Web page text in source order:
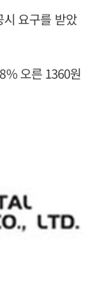
요구를 받았
오른 1360원